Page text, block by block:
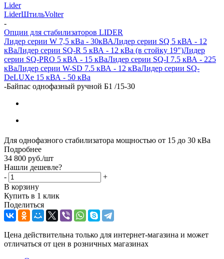
Lider
LiderШтильVolter
-
Опции для стабилизаторов LIDER
Лидер серии W 7,5 кВа - 30кВАЛидер серии SQ 5 кВА - 12
кВаЛидер серии SQ-R 5 кВА - 12 кВа (в стойку 19")Лидер
серии SQ-PRO 5 кВА - 15 кВаЛидер серии SQ-I 7.5 кВА - 225
кВаЛидер серии W-SD 7.5 кВА - 12 кВаЛидер серии SQ-
DeLUXe 15 кВА - 50 кВа
-Байпас однофазный ручной Б1 /15-30
Для однофазного стабилизатора мощностью от 15 до 30 кВа
Подробнее
34 800 руб./шт
Нашли дешевле?
-
+
В корзину
Купить в 1 клик
Поделиться
Цена действительна только для интернет-магазина и может
отличаться от цен в розничных магазинах